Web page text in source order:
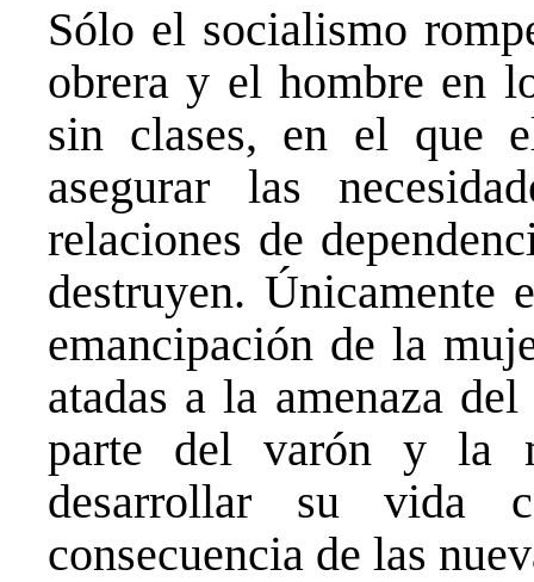
Sólo el socialismo
obrera y el hombre en
sin clases, en el que
asegurar las
relaciones de
destruyen. Únicamente
emancipación de la
atadas a la amenaza
parte del varón y la
desarrollar su vida
consecuencia de las